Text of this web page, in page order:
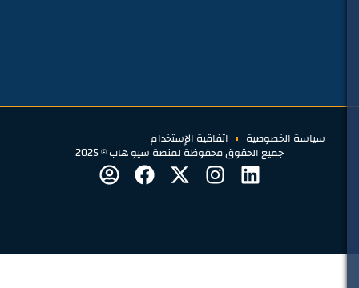
سياسة الخصوصية اتفاقية الإستخدام
جميع الحقوق محفوظة لمنصة سيو هاب © 2025